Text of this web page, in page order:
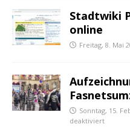
Stadtwiki
online
Freitag, 8. Mai
Sonntag, 15.
deaktiviert